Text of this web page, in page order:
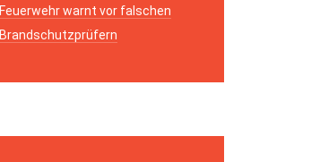
Feuerwehr warnt vor falschen
Brandschutzprüfern